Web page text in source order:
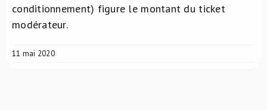
conditionnement) figure le montant du ticket
modérateur.
11 mai 2020